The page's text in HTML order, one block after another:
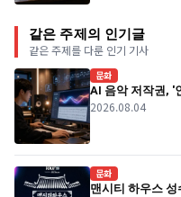
같은 주제의 인기글
같은 주제를 다룬 인기 기사
문화
AI 음악 저작권, '
2026.08.04
문화
맨시티 하우스